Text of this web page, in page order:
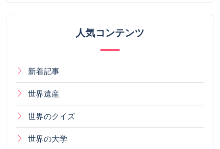
人気コンテンツ
新着記事
世界遺産
世界のクイズ
世界の大学